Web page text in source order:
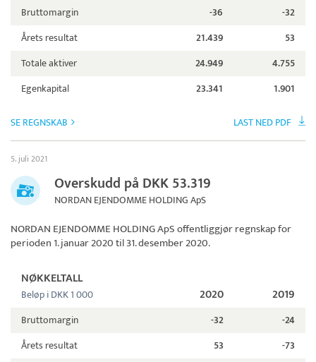
Bruttomargin -36
-32
Årets resultat
21.439
53
Totale aktiver
24.949
4.755
Egenkapital
23.341 1.901
SE REGNSKAB LAST NED PDF
5. juli 2021
Overskudd på DKK 53.319
NORDAN EJENDOMME HOLDING ApS
NORDAN EJENDOMME HOLDING ApSoffentliggjør regnskap for
perioden 1. januar 2020 til 31. desember 2020.
NØKKELTALL
Beløp i DKK 1 000 2020 2019
Bruttomargin -32
-24
Årets resultat
53
-73